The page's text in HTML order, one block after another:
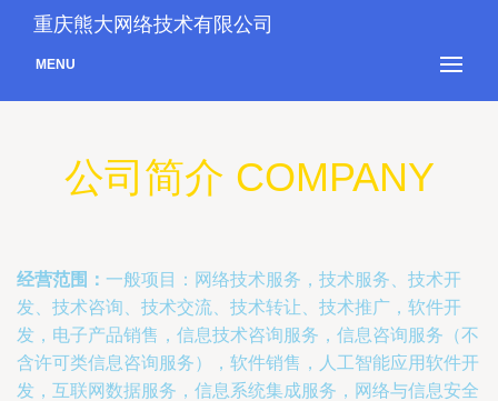
重庆熊大网络技术有限公司
MENU
公司简介 COMPANY
经营范围： 一般项目：网络技术服务，技术服务、技术开
发、技术咨询、技术交流、技术转让、技术推广，软件开
发，电子产品销售，信息技术咨询服务，信息咨询服务（不
含许可类信息咨询服务），软件销售，人工智能应用软件开
发，互联网数据服务，信息系统集成服务，网络与信息安全